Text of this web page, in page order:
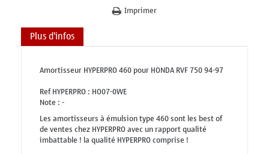
Imprimer
Plus d'infos
Amortisseur HYPERPRO 460 pour HONDA RVF 750 94-97
Ref HYPERPRO : HO07-0WE
Note : -
Les amortisseurs à émulsion type 460 sont les best of
de ventes chez HYPERPRO avec un rapport qualité
imbattable ! la qualité HYPERPRO comprise !